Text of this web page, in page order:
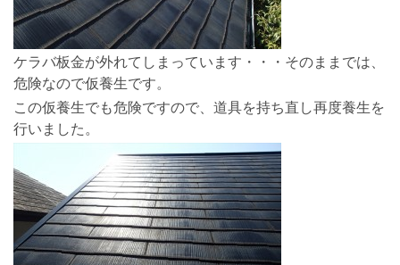
ケラバ板金が外れてしまっています・・・そのままでは、
危険なので仮養生です。
この仮養生でも危険ですので、道具を持ち直し再度養生を
行いました。